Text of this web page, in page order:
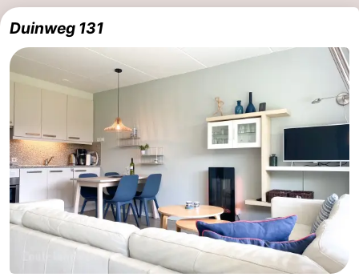
Wijngaerde
Hotels
Vakantiehuizen
Buitenhof
Domburg
-
De
Boomgaard
-
De
Zandput
-
Hof
Domburg
Joossesweg
-
Duinweg 131